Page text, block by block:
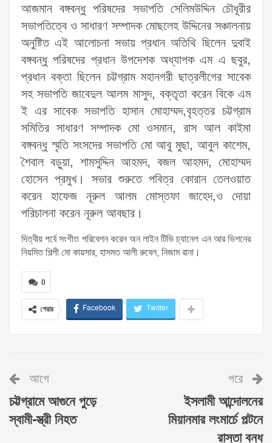
আজমান বঙ্গবন্ধু পরিষদের সভাপতি সেলিমউদ্দিন চৌধূরীর
সভাপতিত্বে ও সাধারণ সম্পাদক মোছলেহ উদ্দিনের সঞ্চালনায়
অনুষ্টিত এই আলোচনা সভায় প্রধান অতিথি ছিলেন দুবাই
বঙ্গবন্ধু পরিষদের প্রধান উপদেশক অধ্যাপক এম এ ছবুর,
প্রধান বক্তা ছিলেন চট্টগ্রাম মহানগরী ছাত্রলীগের সাবেক
সহ সভাপতি জাবেদুল আলম মাসুদ, বক্তৃতা করেন বিকে এম
ই এর সাবেক সভাপতি হাসান মোহাম্মদ,বৃহত্তর চট্টগ্রাম
সমিতির সাধারণ সম্পাদক মো ওসমান, রাস আল কাইমা
বঙ্গবন্ধু স্মৃতি সংসদের সভাপতি মো আবু মুছা, আবুল কাশেম,
শৈবাল বড়ুয়া, শামসুদ্দিন আহমদ, বজল আহমদ, মোহাম্মদ
হোসেন প্রমুখ। সভার শুরুতে পবিত্র কোরান তেলওয়াত
করেন হাফেজ নূরুল আলম মোস্তফা জাহেদ,ও দোয়া
পরিচালনা করেন নূরুল আবছার।
দিত্বীয় পর্বে সংগীত পরিবেশন করেন অন লাইন টিভি চ্যানেল এন আর ভিশনের
নিয়মিত শিল্পী মো কায়সার, হাসমত আলী রুবেল, নিজাম রানা।
0
শেয়ার Facebook Twitter
আগে
চট্টগ্রামে আগুনে পুড়ে
স্বামী-স্ত্রী নিহত
পরে
ইসলামী আন্দোলনের
মিয়ানমার লংমার্চে পল্টনে
রাস্তা বন্ধ